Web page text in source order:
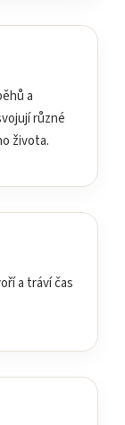
a
různé
života.
a tráví čas